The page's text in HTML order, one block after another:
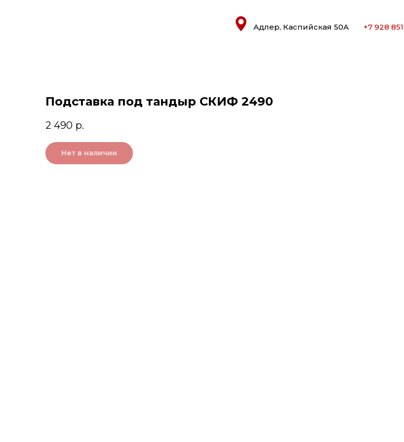
Адлер, Каспийская 50А +7 928
Подставка под тандыр СКИФ 2490
2 490 р.
Нет в наличии